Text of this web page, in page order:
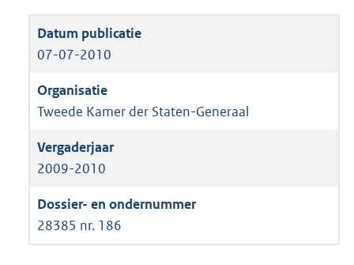
07-07-2010
Tweede Kamer der Staten-Generaal
2009-2010
28385 nr. 186